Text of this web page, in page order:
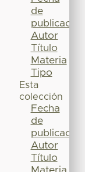
de
publicación
Autor
Título
Materia
Tipo
Esta
colección
Fecha
de
publicación
Autor
Título